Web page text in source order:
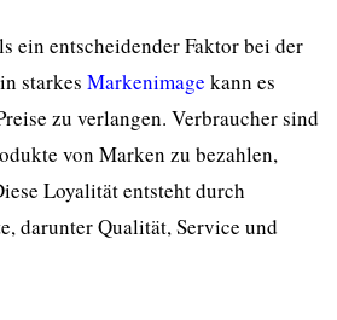
ein entscheidender Faktor bei der
starkes Markenimage kann es
zu verlangen. Verbraucher sind
von Marken zu bezahlen,
Loyalität entsteht durch
darunter Qualität, Service und